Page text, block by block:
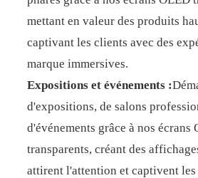
mettant en valeur des produits
captivant les clients avec des
marque immersives.
Expositions et événements :
d'expositions, de salons
d'événements grâce à nos écrans
transparents, créant des
attirent l'attention et captivent